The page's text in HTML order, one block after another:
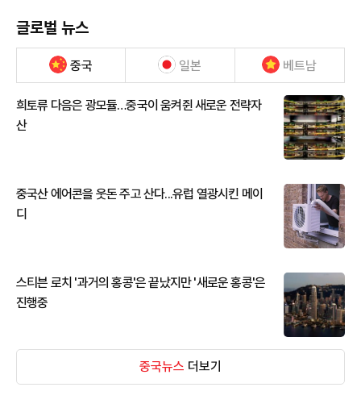
글로벌 뉴스
중국 일본 베트남
희토류 다음은 광모듈…중국이 움켜쥔 새로운 전략자
산
중국산 에어콘을 웃돈 주고 산다...유럽 열광시킨 메이
디
스티븐 로치 '과거의 홍콩'은 끝났지만 '새로운 홍콩'은
진행중
중국뉴스 더보기